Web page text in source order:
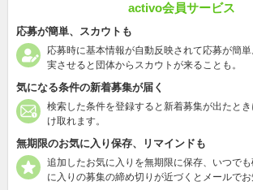
activo会員サービス
応募が簡単、スカウトも
応募時に基本情報が自動反映されて応募が簡
実させると団体からスカウトが来ることも。
気になる条件の新着募集が届く
検索した条件を登録すると新着募集が出たと
け取れます。
無期限のお気に入り保存、リマインドも
追加したお気に入りを無期限に保存、いつで
に入りの募集の締め切りが近づくとメールでお